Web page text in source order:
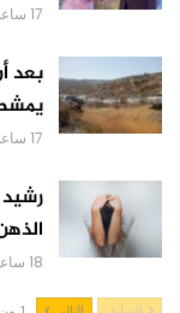
17 ساعة منذ
17 ساعة منذ
18 ساعة منذ